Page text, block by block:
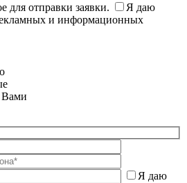
для отправки заявки.
Я даю
и информационных
Вами
Я даю